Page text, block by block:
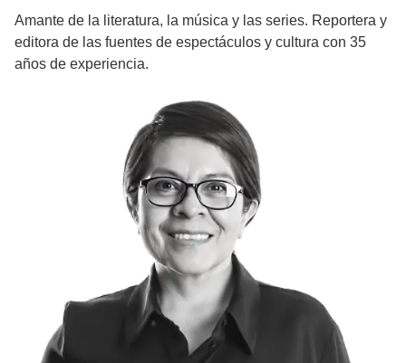
Amante de la literatura, la música y las series. Reportera y
editora de las fuentes de espectáculos y cultura con 35
años de experiencia.